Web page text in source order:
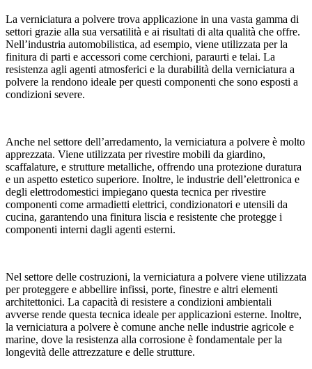
La verniciatura a polvere trova applicazione in una vasta gamma di
settori grazie alla sua versatilità e ai risultati di alta qualità che offre.
Nell’industria automobilistica, ad esempio, viene utilizzata per la
finitura di parti e accessori come cerchioni, paraurti e telai. La
resistenza agli agenti atmosferici e la durabilità della verniciatura a
polvere la rendono ideale per questi componenti che sono esposti a
condizioni severe.
Anche nel settore dell’arredamento, la verniciatura a polvere è molto
apprezzata. Viene utilizzata per rivestire mobili da giardino,
scaffalature, e strutture metalliche, offrendo una protezione duratura
e un aspetto estetico superiore. Inoltre, le industrie dell’elettronica e
degli elettrodomestici impiegano questa tecnica per rivestire
componenti come armadietti elettrici, condizionatori e utensili da
cucina, garantendo una finitura liscia e resistente che protegge i
componenti interni dagli agenti esterni.
Nel settore delle costruzioni, la verniciatura a polvere viene utilizzata
per proteggere e abbellire infissi, porte, finestre e altri elementi
architettonici. La capacità di resistere a condizioni ambientali
avverse rende questa tecnica ideale per applicazioni esterne. Inoltre,
la verniciatura a polvere è comune anche nelle industrie agricole e
marine, dove la resistenza alla corrosione è fondamentale per la
longevità delle attrezzature e delle strutture.